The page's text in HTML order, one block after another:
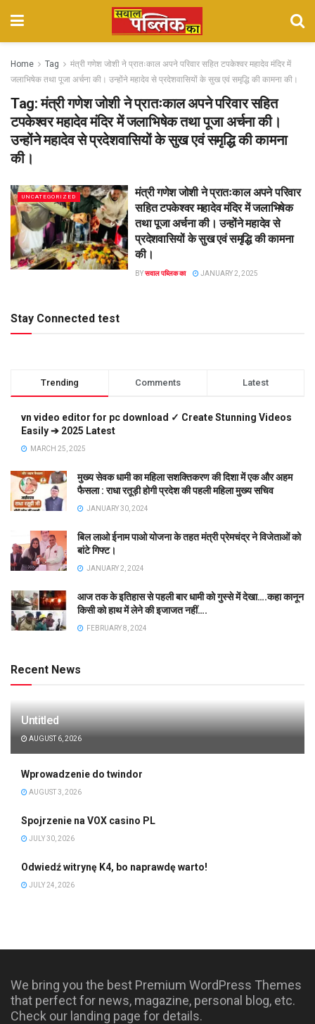
Home Tag
मंत्री गणेश जोशी ने प्रातःकाल अपने परिवार सहित टपकेश्वर महादेव मंदिर में
जलाभिषेक तथा पूजा अर्चना की। उन्होंने महादेव से प्रदेशवासियों के सुख एवं समृद्धि की कामना की।
Tag:मंत्री गणेश जोशी ने प्रातःकाल अपने परिवार सहित
टपकेश्वर महादेव मंदिर में जलाभिषेक तथा पूजा अर्चना की।
उन्होंने महादेव से प्रदेशवासियों के सुख एवं समृद्धि की कामना
की।
UNCATEGORIZED
मंत्री गणेश जोशी ने प्रातःकाल अपने परिवार
सहित टपकेश्वर महादेव मंदिर में जलाभिषेक
तथा पूजा अर्चना की। उन्होंने महादेव से
प्रदेशवासियों के सुख एवं समृद्धि की कामना
की।
BYसवाल पब्लिक का JANUARY 2, 2025
Stay Connected test
Trending Comments Latest
vn video editor for pc download ✓ Create Stunning Videos
Easily ➔ 2025 Latest
MARCH 25, 2025
मुख्य सेवक धामी का महिला सशक्तिकरण की दिशा में एक और अहम
फैसला : राधा रतूड़ी होगी प्रदेश की पहली महिला मुख्य सचिव
JANUARY 30, 2024
बिल लाओ ईनाम पाओ योजना के तहत मंत्री प्रेमचंद्र ने विजेताओं को
बांटे गिफ्ट।
JANUARY 2, 2024
आज तक के इतिहास से पहली बार धामी को गुस्से में देखा….कहा कानून
किसी को हाथ में लेने की इजाजत नहीं….
FEBRUARY 8, 2024
Recent News
Untitled
AUGUST 6, 2026
Wprowadzenie do twindor
AUGUST 3, 2026
Spojrzenie na VOX casino PL
JULY 30, 2026
Odwiedź witrynę K4, bo naprawdę warto!
JULY 24, 2026
We bring you the best Premium WordPress Themes
that perfect for news, magazine, personal blog, etc.
Check our landing page for details.